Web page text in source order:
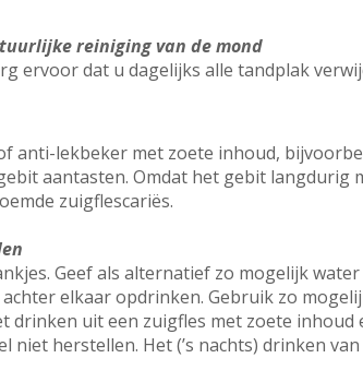
reiniging van de mond
ervoor dat u dagelijks alle tandplak
anti-lekbeker met zoete inhoud,
aantasten. Omdat het gebit langdurig
zuigflescariës.
Geef als alternatief zo mogelijk
elkaar opdrinken. Gebruik zo
drinken uit een zuigfles met zoete
niet herstellen. Het (’s nachts) drinken